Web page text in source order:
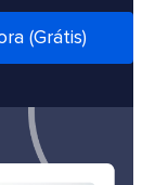
(Grátis)